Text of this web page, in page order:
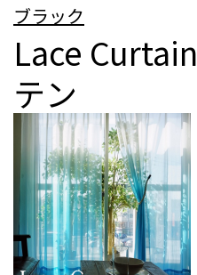
ブラック
Lace Curtain
テン